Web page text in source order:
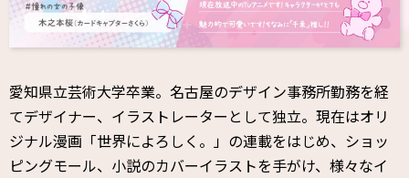
愛知県立芸術大学卒業。名古屋のデザイン事務所勤務を経
てデザイナー、イラストレーターとして独立。現在はオリ
ジナル漫画「世界によろしく。」の連載をはじめ、ショッ
ピングモール、小説のカバーイラストを手がけ、様々なイ